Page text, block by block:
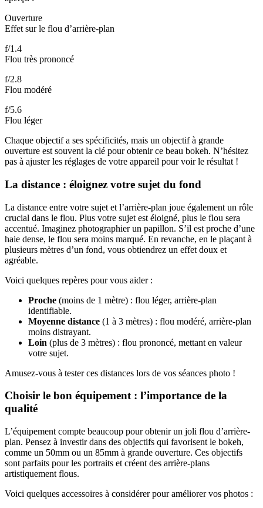
Ouverture
Effet sur le flou d’arrière-plan
f/1.4
Flou très prononcé
f/2.8
Flou modéré
f/5.6
Flou léger
Chaque objectif a ses spécificités, mais un objectif à grande
ouverture est souvent la clé pour obtenir ce beau bokeh. N’hésitez
pas à ajuster les réglages de votre appareil pour voir le résultat !
La distance : éloignez votre sujet du fond
La distance entre votre sujet et l’arrière-plan joue également un rôle
crucial dans le flou. Plus votre sujet est éloigné, plus le flou sera
accentué. Imaginez photographier un papillon. S’il est proche d’une
haie dense, le flou sera moins marqué. En revanche, en le plaçant à
plusieurs mètres d’un fond, vous obtiendrez un effet doux et
agréable.
Voici quelques repères pour vous aider :
Proche (moins de 1 mètre) : flou léger, arrière-plan
identifiable.
Moyenne distance (1 à 3 mètres) : flou modéré, arrière-plan
moins distrayant.
Loin (plus de 3 mètres) : flou prononcé, mettant en valeur
votre sujet.
Amusez-vous à tester ces distances lors de vos séances photo !
Choisir le bon équipement : l’importance de la
qualité
L’équipement compte beaucoup pour obtenir un joli flou d’arrière-
plan. Pensez à investir dans des objectifs qui favorisent le bokeh,
comme un 50mm ou un 85mm à grande ouverture. Ces objectifs
sont parfaits pour les portraits et créent des arrière-plans
artistiquement flous.
Voici quelques accessoires à considérer pour améliorer vos photos :